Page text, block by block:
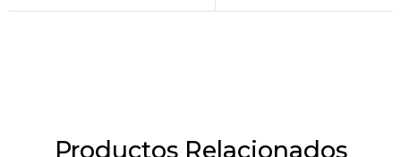
Productos Relacionados